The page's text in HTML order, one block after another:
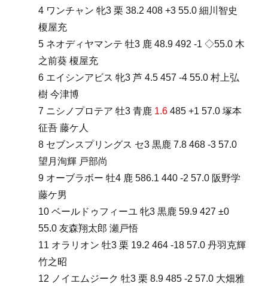
4 ワンチャン 牝3 栗 38.2 408 +3 55.0 細川智史
榎屋充
5 ネオディヤマンテ 牡3 鹿 48.9 492 -1 ◇55.0 木
之前葵 榎屋充
6 エイシンアビス 牝3 芦 4.5 457 -4 55.0 村上弘
樹 今津博
7 ニシノプロテア 牡3 青鹿 1.6 485 +1 57.0 塚本
征吾 藤ケ人
8 セブンスプリングス セ3 黒鹿 7.8 468 -3 57.0
望月洵輝 戸部尚
9 オーブラボー 牡4 鹿 586.1 440 -2 57.0 阪野学
藤ケ男
10 ベールドゥフィーユ 牝3 黒鹿 59.9 427 ±0
55.0 友森翔太郎 瀬戸悟
11 オラリオン 牡3 栗 19.2 464 -18 57.0 丹羽克輝
竹之昭
12 ノイエムジーク 牡3 栗 8.9 485 -2 57.0 大畑雅